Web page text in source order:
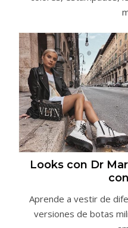
Looks con Dr
Aprende a vestir de
versiones de botas